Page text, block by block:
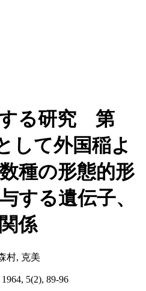
る研究 第
て外国稲よ
種の形態的形
する遺伝子、
係
村, 克美
5(2), 89-96